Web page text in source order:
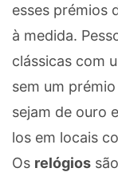
esses prémios
à medida.
clássicas com
sem um
sejam de ouro
los em locais
Os relógios